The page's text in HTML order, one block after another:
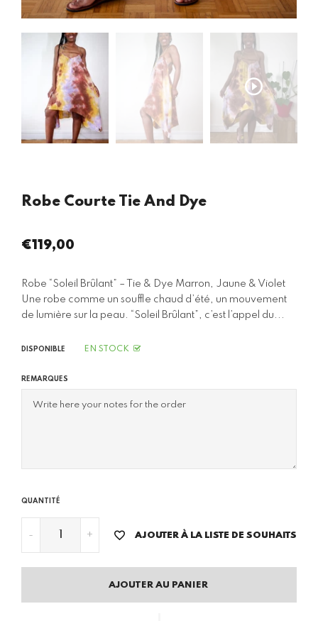
Robe Courte Tie And Dye
Prix
€119,00
Robe “Soleil Brûlant” – Tie & Dye Marron, Jaune & Violet
Une robe comme un souffle chaud d’été, un mouvement
de lumière sur la peau. “Soleil Brûlant”, c’est l’appel du...
DISPONIBLE EN STOCK
REMARQUES
QUANTITÉ
- + AJOUTER À LA LISTE DE SOUHAITS
AJOUTER AU PANIER